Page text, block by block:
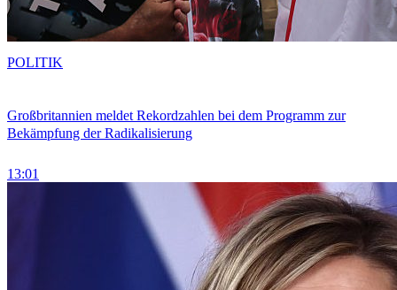
Großbritannien meldet Rekordzahlen bei dem Programm zur
Bekämpfung der Radikalisierung
13:01
POLITIK